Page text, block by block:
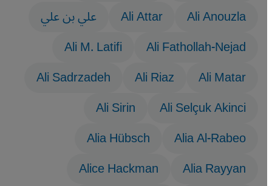
Ali Anouzla
Ali Attar
علي بن علي
Ali Fathollah-Nejad
Ali M. Latifi
Ali Matar
Ali Riaz
Ali Sadrzadeh
Ali Selçuk Akinci
Ali Sirin
Alia Al-Rabeo
Alia Hübsch
Alia Rayyan
Alice Hackman